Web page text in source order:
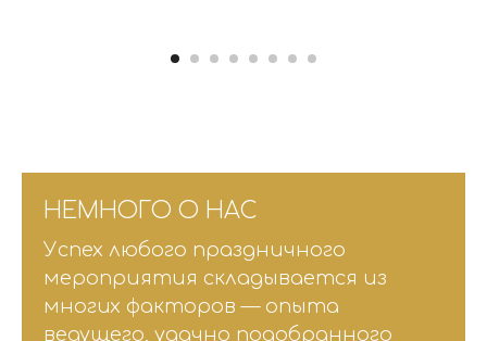
НЕМНОГО О НАС
Успех любого праздничного
мероприятия складывается из
многих факторов — опыта
ведущего, удачно подобранного